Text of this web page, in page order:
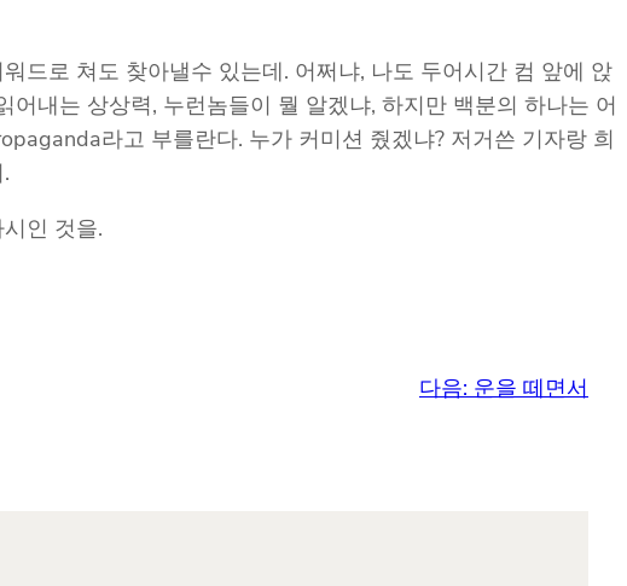
드로 쳐도 찾아낼수 있는데. 어쩌냐, 나도 두어시간 컴 앞에 앉
내는 상상력, 누런놈들이 뭘 알겠냐, 하지만 백분의 하나는 어
라고 부를란다. 누가 커미션 줬겠냐? 저거쓴 기자랑 희
인 것을.
다음: 운을 떼면서